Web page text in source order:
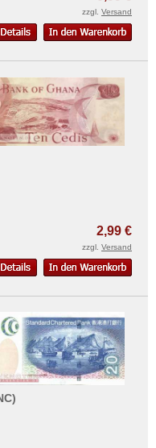
zzgl. Versand
2,99 €
zzgl. Versand